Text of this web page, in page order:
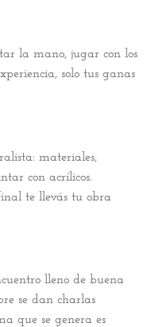
la mano, jugar con los
solo tus ganas
materiales,
con acrílicos.
te llevás tu obra
lleno de buena
se dan charlas
que se genera es